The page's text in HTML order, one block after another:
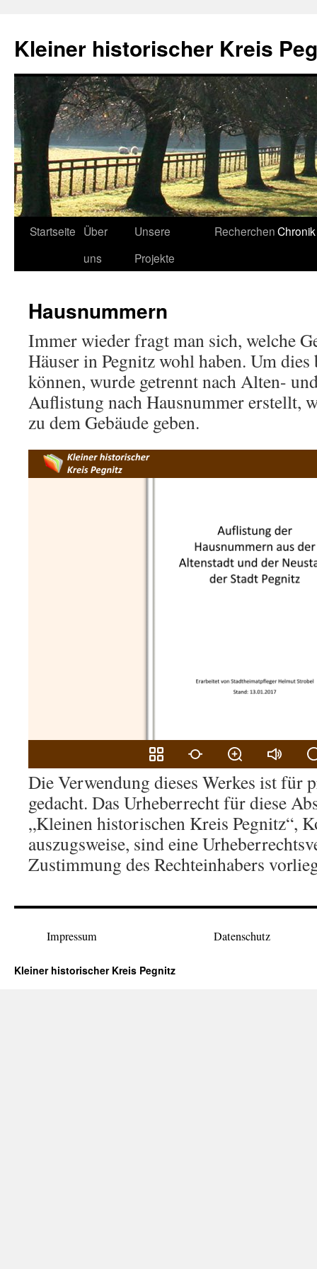
springen
Kleiner historischer Kreis
Startseite Über
uns
Unsere
Projekte
RecherchenChronik
Hausnummern
Immer wieder fragt man sich, welche
Häuser in Pegnitz wohl haben. Um
können, wurde getrennt nach Alten-
Auflistung nach Hausnummer erstellt,
zu dem Gebäude geben.
Die Verwendung dieses Werkes ist für
gedacht. Das Urheberrecht für diese
„Kleinen historischen Kreis Pegnitz“,
auszugsweise, sind eine
Zustimmung des Rechteinhabers
Impressum Datenschutz
Kleiner historischer Kreis Pegnitz